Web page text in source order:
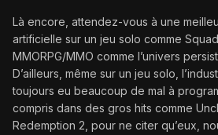
Là encore, attendez-vous à une
artificielle sur un jeu solo comme
MMORPG/MMO comme l’univers
D’ailleurs, même sur un jeu solo,
toujours eu beaucoup de mal à
compris dans des gros hits comme
Redemption 2, pour ne citer qu’eux,